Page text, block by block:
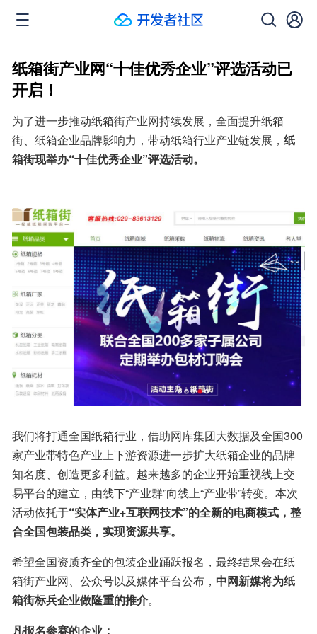
纸箱街产业网“十佳优秀企业”评选活动已
开启！
为了进一步推动纸箱街产业网持续发展，全面提升纸箱
街、纸箱企业品牌影响力，带动纸箱行业产业链发展， 纸
箱街现举办“十佳优秀企业”评选活动。
我们将打通全国纸箱行业，借助网库集团大数据及全国300
家产业带特色产业上下游资源进一步扩大纸箱企业的品牌
知名度、创造更多利益。越来越多的企业开始重视线上交
易平台的建立，由线下“产业群”向线上“产业带”转变。本次
活动依托于“实体产业+互联网技术”的全新的电商模式，整
合全国包装品类，实现资源共享。
希望全国资质齐全的包装企业踊跃报名，最终结果会在纸
箱街产业网、公众号以及媒体平台公布， 中网新媒将为纸
箱街标兵企业做隆重的推介。
凡报名参赛的企业：